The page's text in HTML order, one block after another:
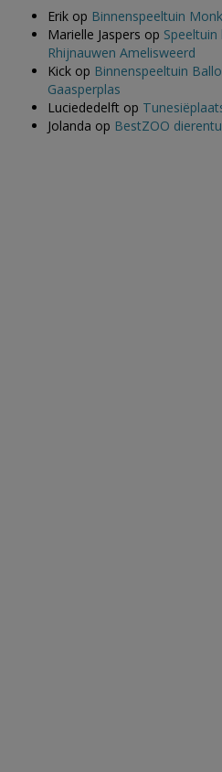
Erik op Binnenspeeltuin
Marielle Jaspers op
Rhijnauwen Amelisweerd
Kick op Binnenspeeltuin
Gaasperplas
Luciededelft op
Jolanda op BestZOO